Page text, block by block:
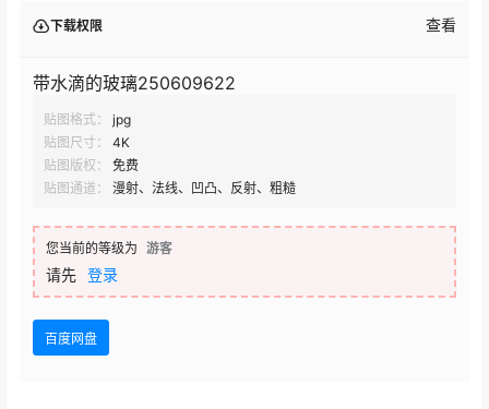
下载权限 查看
带水滴的玻璃250609622
贴图格式：
jpg
贴图尺寸：
4K
贴图版权：
免费
贴图通道：
漫射、法线、凹凸、反射、粗糙
您当前的等级为 游客
请先 登录
百度网盘